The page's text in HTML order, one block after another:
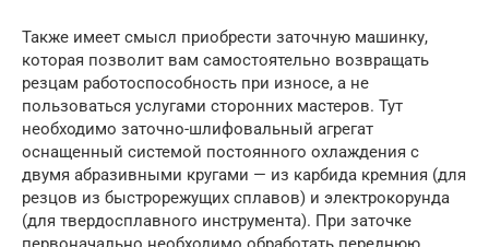
Также имеет смысл приобрести заточную машинку,
которая позволит вам самостоятельно возвращать
резцам работоспособность при износе, а не
пользоваться услугами сторонних мастеров. Тут
необходимо заточно-шлифовальный агрегат
оснащенный системой постоянного охлаждения с
двумя абразивными кругами — из карбида кремния (для
резцов из быстрорежущих сплавов) и электрокорунда
(для твердосплавного инструмента). При заточке